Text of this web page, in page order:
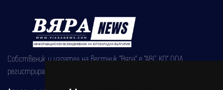
Собственик и издател на вестник "Вяра" е "АВС КО" ООД,
регистрирана на 08.05.2002 година.